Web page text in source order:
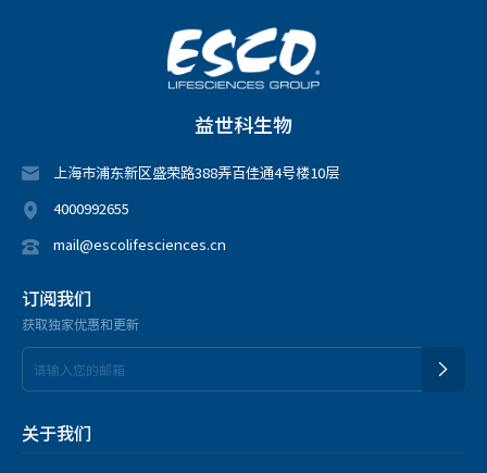
益世科生物
上海市浦东新区盛荣路388弄百佳通4号楼10层
4000992655
mail@escolifesciences.cn
订阅我们
获取独家优惠和更新
关于我们